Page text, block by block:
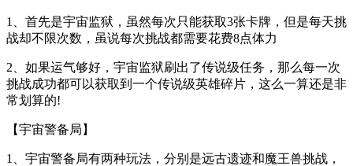
1、首先是宇宙监狱，虽然每次只能获取3张卡牌，但是每天挑
战却不限次数，虽说每次挑战都需要花费8点体力
2、如果运气够好，宇宙监狱刷出了传说级任务，那么每一次
挑战成功都可以获取到一个传说级英雄碎片，这么一算还是非
常划算的!
【宇宙警备局】
1、宇宙警备局有两种玩法，分别是远古遗迹和魔王兽挑战，